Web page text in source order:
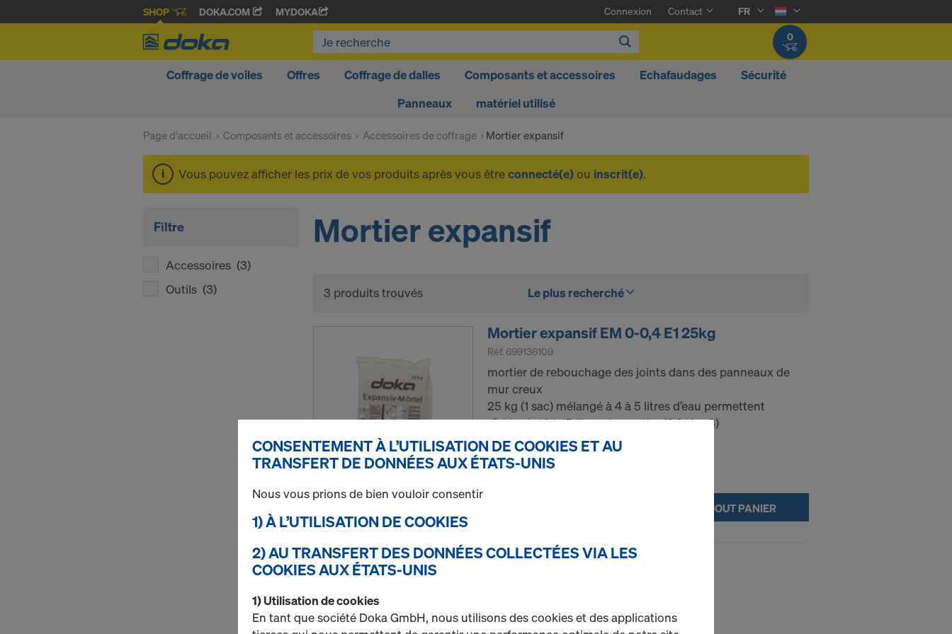
SHOP DOKA.COM MYDOKA Connexion Contact
FR
0
Coffrage de voiles Offres Coffrage de dalles Composants et accessoires Echafaudages
Sécurité
Panneaux
matériel utilisé
Page d'accueil Composants et accessoires Accessoires de coffrage Mortier expansif
Vous pouvez afficher les prix de vos produits après vous êtreconnecté(e)ou inscrit(e).
Filtre
Accessoires (3)
Outils (3)
Mortier expansif
3 produits trouvés Le plus recherché
Mortier expansif EM 0-0,4 E1 25kg
Réf. 699136109
mortier de rebouchage des joints dans des panneaux de
mur creux
25 kg (1 sac) mélangé à 4 à 5 litres d’eau permettent
d’obtenir 14 à 15 litres de mortier (0,014 m3)
Neuf
Quantité AJOUT PANIER
Presse à main
CONSENTEMENT À L’UTILISATION DE COOKIES ET AU
TRANSFERT DE DONNÉES AUX ÉTATS-UNIS
Nous vous prions de bien vouloir consentir
1) À L’UTILISATION DE COOKIES
2) AU TRANSFERT DES DONNÉES COLLECTÉES VIA LES
COOKIES AUX ÉTATS-UNIS
1) Utilisation de cookies
En tant que société Doka GmbH, nous utilisons des cookies et des applications